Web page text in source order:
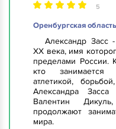
5
Оренбургская область
Александр Засс
ХХ века, имя
пределами России.
кто занимается
атлетикой,
Александра
Валентин
продолжают
мира.